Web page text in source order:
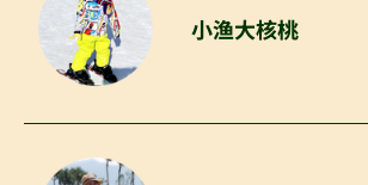
小渔大核桃